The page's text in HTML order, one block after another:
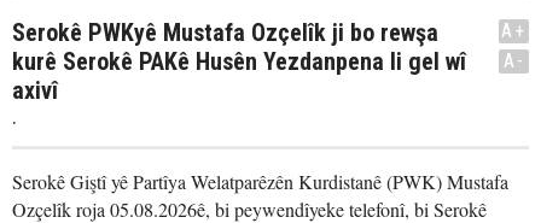
Serokê PWKyê Mustafa Ozçelîk ji bo rewşa
kurê Serokê PAKê Husên Yezdanpena li gel wî
axivî
.
A+
A-
Serokê Giştî yê Partîya Welatparêzên Kurdistanê (PWK) Mustafa
Ozçelîk roja 05.08.2026ê, bi peywendîyeke telefonî, bi Serokê